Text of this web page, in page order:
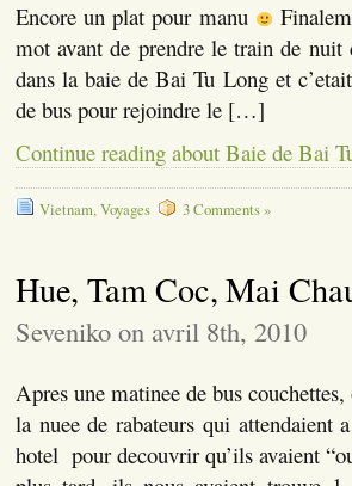
Encore un plat pour manu
mot avant de prendre le train de
dans la baie de Bai Tu Long et
de bus pour rejoindre le […]
Continue reading about Baie de Bai
Vietnam,Voyages 3 Comments »
Hue, Tam Coc, Mai
Seveniko on avril 8th, 2010
Apres une matinee de bus
la nuee de rabateurs qui attendaient
hotel pour decouvrir qu’ils avaient